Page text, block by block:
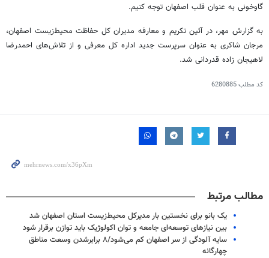
گاوخونی به عنوان قلب اصفهان توجه کنیم.
به گزارش مهر، در آئین تکریم و معارفه مدیران کل حفاظت محیط‌زیست اصفهان،
مرجان شاکری به عنوان سرپرست جدید اداره کل معرفی و از تلاش‌های احمدرضا
لاهیجان زاده قدردانی شد.
کد مطلب6280885
مطالب مرتبط
یک بانو برای نخستین بار مدیرکل محیط‌زیست استان اصفهان شد
بین نیازهای توسعه‌ای جامعه و توان اکولوژیک باید توازن برقرار شود
سایه آلودگی از سر اصفهان کم می‌شود/۸ برابرشدن وسعت مناطق
چهارگانه